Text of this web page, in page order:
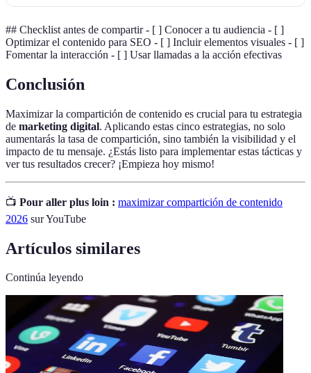
## Checklist antes de compartir - [ ] Conocer a tu audiencia - [ ]
Optimizar el contenido para SEO - [ ] Incluir elementos visuales - [ ]
Fomentar la interacción - [ ] Usar llamadas a la acción efectivas
Conclusión
Maximizar la compartición de contenido es crucial para tu estrategia
de marketing digital. Aplicando estas cinco estrategias, no solo
aumentarás la tasa de compartición, sino también la visibilidad y el
impacto de tu mensaje. ¿Estás listo para implementar estas tácticas y
ver tus resultados crecer? ¡Empieza hoy mismo!
📺 Pour aller plus loin : maximizar compartición de contenido
2026 sur YouTube
Artículos similares
Continúa leyendo